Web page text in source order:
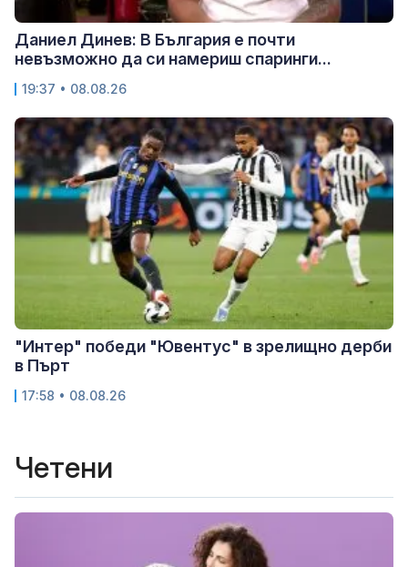
Даниел Динев: В България е почти
невъзможно да си намериш спаринги...
19:37 • 08.08.26
"Интер" победи "Ювентус" в зрелищно дерби
в Пърт
17:58 • 08.08.26
Четени